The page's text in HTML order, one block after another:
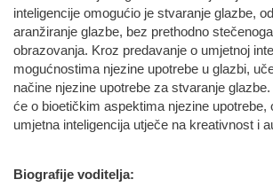
inteligencije omogućio je stvaranje glazbe,
aranžiranje glazbe, bez prethodno
obrazovanja. Kroz predavanje o umjetnoj
mogućnostima njezine upotrebe u glazbi,
načine njezine upotrebe za stvaranje
će o bioetičkim aspektima njezine upotrebe,
umjetna inteligencija utječe na kreativnost i
Biografije voditelja: